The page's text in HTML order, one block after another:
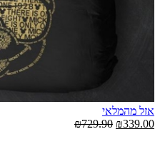
אזל מהמלאי
₪339.00
₪729.90